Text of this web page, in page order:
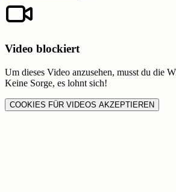
Video blockiert
Um dieses Video anzusehen, musst du die
Keine Sorge, es lohnt sich!
COOKIES FÜR VIDEOS AKZEPTIEREN